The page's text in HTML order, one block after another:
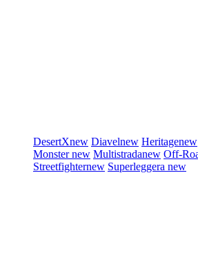
DesertXnew Diavelnew Heritagenew
Monsternew Multistradanew Off-
Streetfighternew Superleggera new